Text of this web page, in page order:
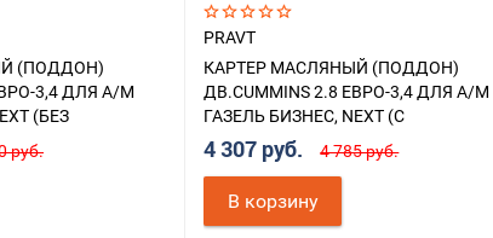
(ПОДДОН)
3,4 ДЛЯ А/М
(БЕЗ
ПРОКЛАДКОЙ
руб.
PRAVT
КАРТЕР МАСЛЯНЫЙ (ПОДДОН)
ДВ.CUMMINS 2.8 ЕВРО-3,4 ДЛЯ А/М
ГАЗЕЛЬ БИЗНЕС, NEXT (С
ОТВЕРСТИЕМ) В СБ. С ПРОКЛАДКОЙ
4 307 руб. 4 785 руб.
В корзину